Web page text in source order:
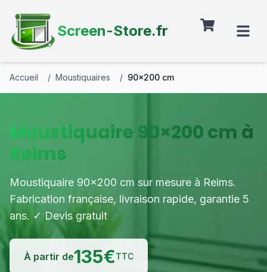
Screen-Store.fr
Accueil / Moustiquaires / 90×200 cm
Moustiquaire 90×200 cm à
Reims
Moustiquaire 90×200 cm sur mesure à Reims.
Fabrication française, livraison rapide, garantie 5
ans. ✓ Devis gratuit
À partir de135€TTC